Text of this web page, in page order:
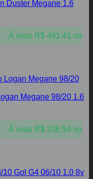
Duster Megane 1.6
À vista R$491,41 no
Megane 98/20 1.6
À vista R$236,54 no